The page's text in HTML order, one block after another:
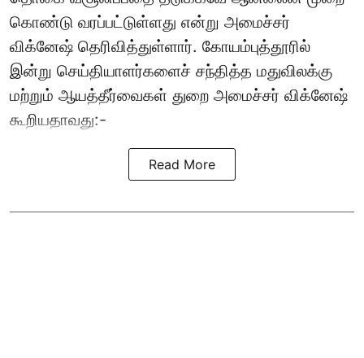
கொண்டு வரப்பட்டுள்ளது என்று அமைச்சர்
விக்னேஷ் தெரிவித்துள்ளார். கோயம்புத்தூரில்
இன்று செய்தியாளர்களைச் சந்தித்த மதுவிலக்கு
மற்றும் ஆயத்தீர்வைகள் துறை அமைச்சர் விக்னேஷ்
கூறியதாவது:-
Read More